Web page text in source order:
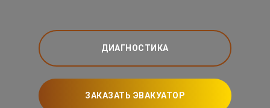
ДИАГНОСТИКА
ЗАКАЗАТЬ ЭВАКУАТОР